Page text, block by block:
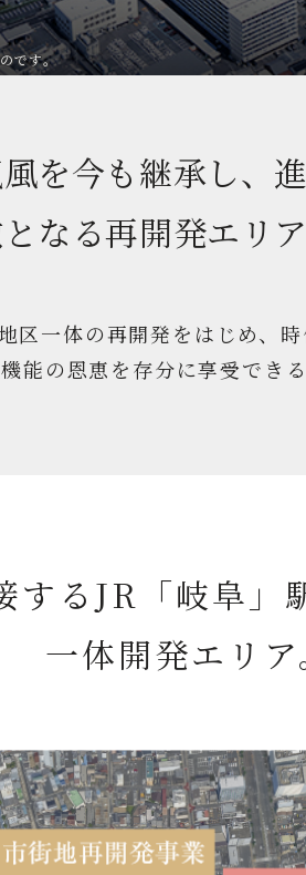
です。
を今も継承し、
なる再開発エリ
区一体の再開発をはじめ、
能の恩恵を存分に享受でき
するJR「岐阜」
一体開発エリア